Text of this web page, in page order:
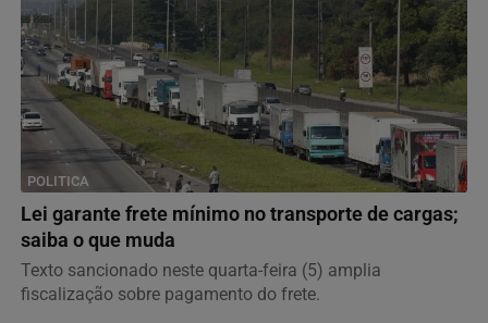
POLITICA
Lei garante frete mínimo no transporte de cargas;
saiba o que muda
Texto sancionado neste quarta-feira (5) amplia
fiscalização sobre pagamento do frete.